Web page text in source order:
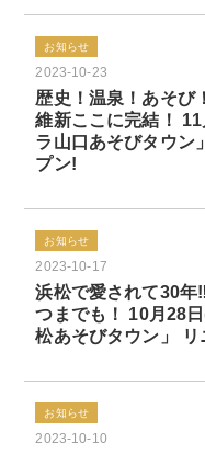
お知らせ
2023-10-23
歴史！温泉！あそび
維新ここに完結！
ラ山口あそびタウン
プン!
お知らせ
2023-10-17
浜松で愛されて30年
つまでも！ 10月28
松あそびタウン」
お知らせ
2023-10-10